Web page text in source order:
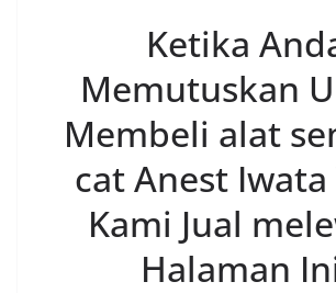
Ketika
Memutuskan
Membeli alat
cat Anest Iwata
Kami Jual
Halaman